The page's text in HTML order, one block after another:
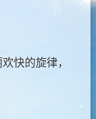
快的旋律，